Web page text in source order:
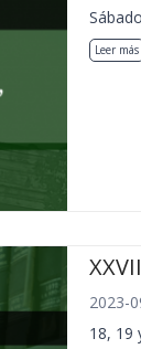
Leer más
2023-
18, 19